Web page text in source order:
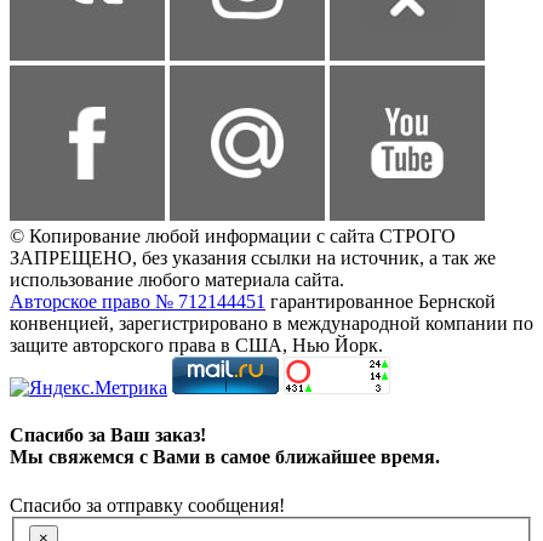
© Копирование любой информации с сайта СТРОГО
ЗАПРЕЩЕНО, без указания ссылки на источник, а так же
использование любого материала сайта.
Авторское право № 712144451 гарантированное Бернской
конвенцией, зарегистрировано в международной компании по
защите авторского права в США, Нью Йорк.
Спасибо за Ваш заказ!
Мы свяжемся с Вами в самое ближайшее время.
Спасибо за отправку сообщения!